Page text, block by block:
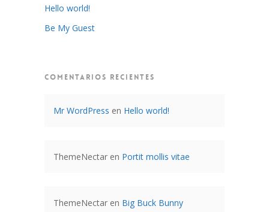
Hello world!
Be My Guest
COMENTARIOS RECIENTES
Mr WordPress en Hello world!
ThemeNectar en Portit mollis vitae
ThemeNectar en Big Buck Bunny